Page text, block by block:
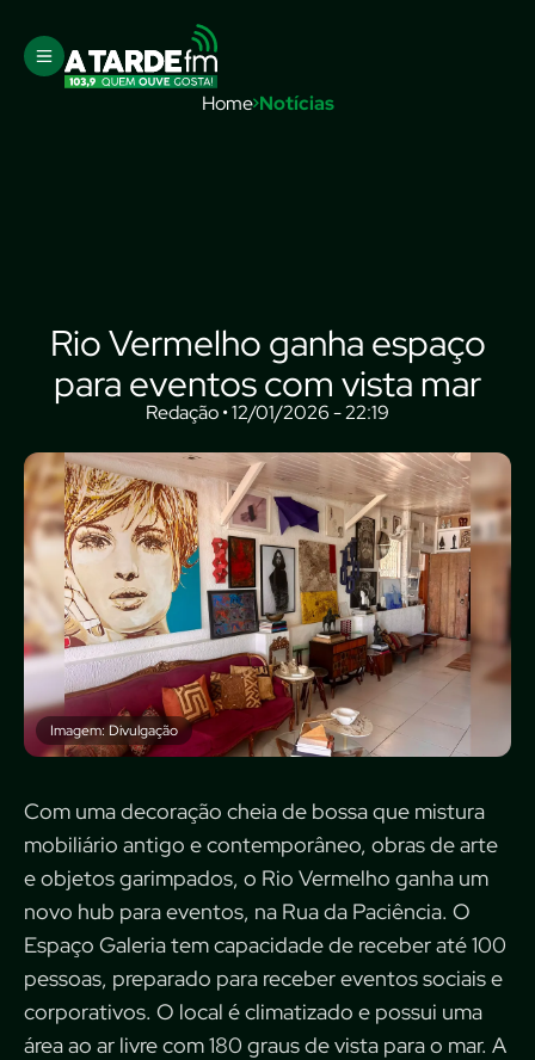
Home Notícias
Rio Vermelho ganha espaço
para eventos com vista mar
Redação • 12/01/2026 - 22:19
Imagem: Divulgação
Com uma decoração cheia de bossa que mistura
mobiliário antigo e contemporâneo, obras de arte
e objetos garimpados, o Rio Vermelho ganha um
novo hub para eventos, na Rua da Paciência. O
Espaço Galeria tem capacidade de receber até 100
pessoas, preparado para receber eventos sociais e
corporativos. O local é climatizado e possui uma
área ao ar livre com 180 graus de vista para o mar. A